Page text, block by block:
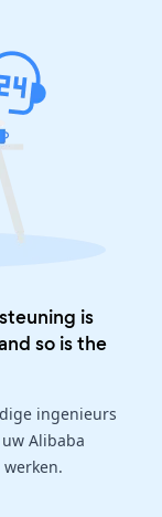
is
so is the
ingenieurs
Alibaba